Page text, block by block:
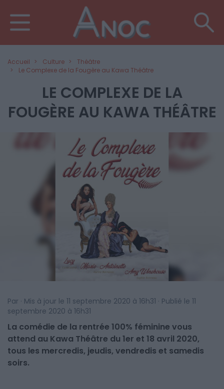
Accueil Culture
Théâtre
Le Complexe de la Fougère au Kawa Théâtre
LE COMPLEXE DE LA
FOUGÈRE AU KAWA THÉÂTRE
Par · Mis à jour le 11 septembre 2020 à 16h31 · Publié le 11
septembre 2020 à 16h31
La comédie de la rentrée 100% féminine vous
attend au Kawa Théâtre du 1er et 18 avril 2020,
tous les mercredis, jeudis, vendredis et samedis
soirs.